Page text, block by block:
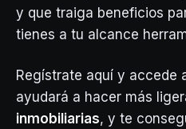
y que traiga beneficios
tienes a tu alcance
Regístrate aquí y accede
ayudará a hacer más
inmobiliarias, y te